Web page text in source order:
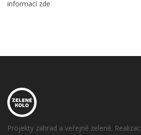
informací zde
Projekty zahrad a veřejné zeleně.